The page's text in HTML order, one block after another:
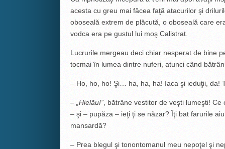
acesta cu greu mai făcea faţă atacurilor şi
oboseală extrem de plăcută, o oboseală care
vodca era pe gustul lui moş Calistrat.
Lucrurile mergeau deci chiar nesperat de bine
tocmai în lumea dintre nuferi, atunci când
– Ho, ho, ho! Şi… ha, ha, ha! Iaca şi ieduţii, da!
– „Hielău!”, bătrâne vestitor de veşti lumeşti!
– şi – pupăza – ieţi ţi se năzar? Îţi bat farurile
mansardă?
– Prea blegul şi tonontomanul meu nepoţel şi